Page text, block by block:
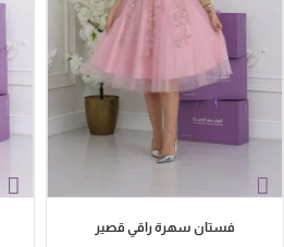
فستان سهرة راقي قصير